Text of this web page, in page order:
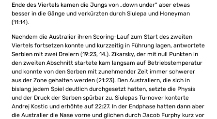
Ende des Viertels kamen die Jungs von „down under“ aber etwas
besser in die Gänge und verkürzten durch Siulepa und Honeyman
(11:14).
Nachdem die Australier ihren Scoring-Lauf zum Start des zweiten
Viertels fortsetzen konnte und kurzzeitig in Führung lagen, antwortete
Serbien mit zwei Dreiern (19:23, 14.). Zikarsky, der mit null Punkten in
den zweiten Abschnitt startete kam langsam auf Betriebstemperatur
und konnte von den Serben mit zunehmender Zeit immer schwerer
aus der Zone gehalten werden (21:23). Den Australiern, die sich in
bislang jedem Spiel deutlich durchgesetzt hatten, setzte die Physis
und der Druck der Serben spürbar zu. Siulepas Turnover konterte
Andrej Kostic und erhöhte auf 22:27. In der Endphase hatten dann aber
die Australier die Nase vorne und glichen durch Jacob Furphy kurz vor